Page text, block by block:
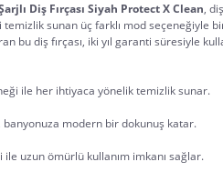
Diş Fırçası Siyah Protect X Clean,
temizlik sunan üç farklı mod seçeneğiyle
bu diş fırçası, iki yıl garanti süresiyle
ile her ihtiyaca yönelik temizlik sunar.
banyonuza modern bir dokunuş katar.
uzun ömürlü kullanım imkanı sağlar.